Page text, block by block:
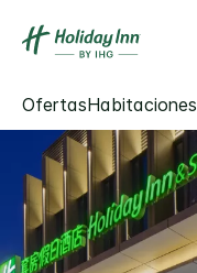
OfertasHabitaciones